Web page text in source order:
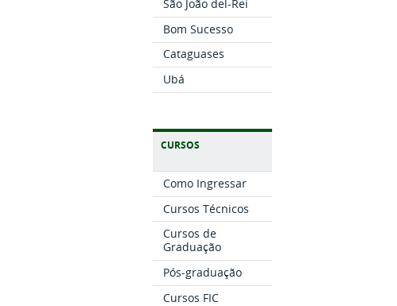
São João del-Rei
Bom Sucesso
Cataguases
Ubá
CURSOS
Como Ingressar
Cursos Técnicos
Cursos de
Graduação
Pós-graduação
Cursos FIC